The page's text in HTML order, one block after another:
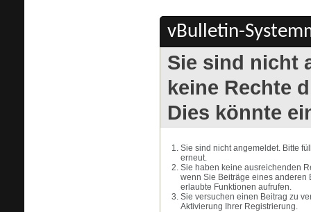
vBulletin-
Sie sind nicht
keine Rechte
Dies könnte
Sie sind nicht angemeldet. Bitte
erneut.
Sie haben keine ausreichenden
wenn Sie Beiträge eines anderen
erlaubte Funktionen aufrufen.
Sie versuchen einen Beitrag zu
Aktivierung Ihrer Registrierung.